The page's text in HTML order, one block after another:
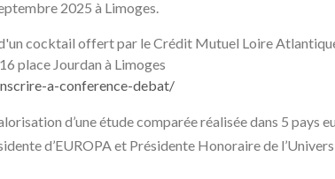
2025 à Limoges.
cocktail offert par le Crédit Mutuel Loire
place Jourdan à Limoges
a-conference-debat/
d’une étude comparée réalisée dans 5 pays
d’EUROPA et Présidente Honoraire de